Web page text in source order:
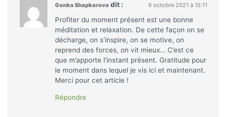
Genka Shapkarova dit : 6 octobre 2021 à 15:11
Profiter du moment présent est une bonne
méditation et relaxation. De cette façon on se
décharge, on s’inspire, on se motive, on
reprend des forces, on vit mieux… C’est ce
que m’apporte l’instant présent. Gratitude pour
le moment dans lequel je vis ici et maintenant.
Merci pour cet article !
Répondre